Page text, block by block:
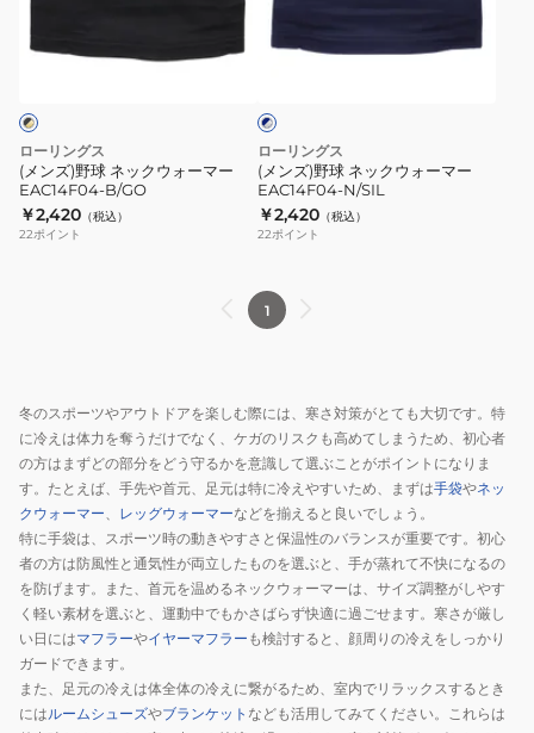
N/SIL
ッ
ウ
ォ
ー
マ
ー
ローリングス
(メンズ)野球 ネックウォーマー
EAC14F04-B/GO
￥2,420 （税込）
22ポイント
ネ
ッ
ウ
ォ
ー
マ
ー
イ
シ
ル
バ
ー
ローリングス
(メンズ)野球 ネックウォーマー
EAC14F04-N/SIL
￥2,420 （税込）
22ポイント
1
冬のスポーツやアウトドアを楽しむ際には、寒さ対策がとても大切です。特
に冷えは体力を奪うだけでなく、ケガのリスクも高めてしまうため、初心者
の方はまずどの部分をどう守るかを意識して選ぶことがポイントになりま
す。たとえば、手先や首元、足元は特に冷えやすいため、まずは手袋やネッ
クウォーマー、 レッグウォーマーなどを揃えると良いでしょう。
特に手袋は、スポーツ時の動きやすさと保温性のバランスが重要です。初心
者の方は防風性と通気性が両立したものを選ぶと、手が蒸れて不快になるの
を防げます。また、首元を温めるネックウォーマーは、サイズ調整がしやす
く軽い素材を選ぶと、運動中でもかさばらず快適に過ごせます。寒さが厳し
い日にはマフラーやイヤーマフラー も検討すると、顔周りの冷えをしっかり
ガードできます。
また、足元の冷えは体全体の冷えに繋がるため、室内でリラックスするとき
にはルームシューズやブランケット なども活用してみてください。これらは